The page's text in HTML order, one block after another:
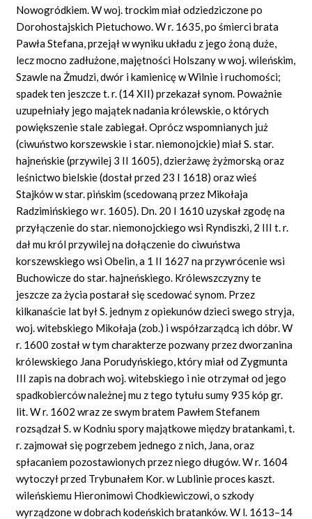
Nowogródkiem. W woj. trockim miał odziedziczone po
Dorohostajskich Pietuchowo. W r. 1635, po śmierci brata
Pawła Stefana, przejął w wyniku układu z jego żoną duże,
lecz mocno zadłużone, majętności Holszany w woj. wileńskim,
Szawle na Żmudzi, dwór i kamienicę w Wilnie i ruchomości;
spadek ten jeszcze t. r. (14 XII) przekazał synom. Poważnie
uzupełniały jego majątek nadania królewskie, o których
powiększenie stale zabiegał. Oprócz wspomnianych już
(ciwuństwo korszewskie i star. niemonojckie) miał S. star.
hajneńskie (przywilej 3 II 1605), dzierżawę żyżmorską oraz
leśnictwo bielskie (dostał przed 23 I 1618) oraz wieś
Stajków w star. pińskim (scedowaną przez Mikołaja
Radzimińskiego w r. 1605). Dn. 20 I 1610 uzyskał zgodę na
przyłączenie do star. niemonojckiego wsi Ryndiszki, 2 III t. r.
dał mu król przywilej na dołączenie do ciwuństwa
korszewskiego wsi Obelin, a 1 II 1627 na przywrócenie wsi
Buchowicze do star. hajneńskiego. Królewszczyzny te
jeszcze za życia postarał się scedować synom. Przez
kilkanaście lat był S. jednym z opiekunów dzieci swego stryja,
woj. witebskiego Mikołaja (zob.) i współzarządcą ich dóbr. W
r. 1600 został w tym charakterze pozwany przez dworzanina
królewskiego Jana Porudyńskiego, który miał od Zygmunta
III zapis na dobrach woj. witebskiego i nie otrzymał od jego
spadkobierców należnej mu z tego tytułu sumy 935 kóp gr.
lit. W r. 1602 wraz ze swym bratem Pawłem Stefanem
rozsądzał S. w Kodniu spory majątkowe między bratankami, t.
r. zajmował się pogrzebem jednego z nich, Jana, oraz
spłacaniem pozostawionych przez niego długów. W r. 1604
wytoczył przed Trybunałem Kor. w Lublinie proces kaszt.
wileńskiemu Hieronimowi Chodkiewiczowi, o szkody
wyrządzone w dobrach kodeńskich bratanków. W l. 1613–14